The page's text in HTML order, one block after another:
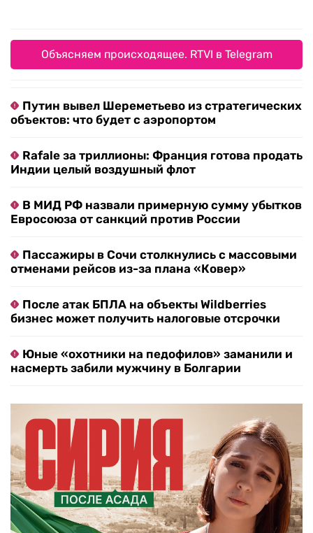
Объясняем происходящее. RTVI в Telegram
Путин вывел Шереметьево из стратегических
объектов: что будет с аэропортом
Rafale за триллионы: Франция готова продать
Индии целый воздушный флот
В МИД РФ назвали примерную сумму убытков
Евросоюза от санкций против России
Пассажиры в Сочи столкнулись с массовыми
отменами рейсов из-за плана «Ковер»
После атак БПЛА на объекты Wildberries
бизнес может получить налоговые отсрочки
Юные «охотники на педофилов» заманили и
насмерть забили мужчину в Болгарии